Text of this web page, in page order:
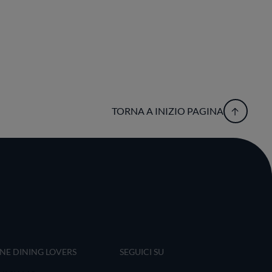
TORNA A INIZIO PAGINA
DINING LOVERS SEGUICI SU